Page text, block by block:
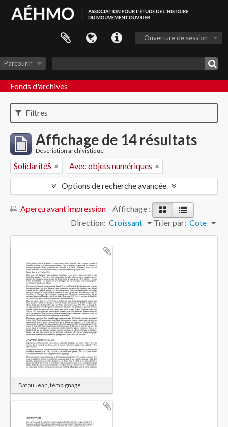
Ouverture de session
Parcourir
Fonds d'archives
Filtres
Affichage de 14 résultats
Description archivistique
SolidaritéS Avec objets numériques
Options de recherche avancée
Aperçu avant impression
Affichage :
Trier par: Cote
Direction: Croissant
Batou Jean, témoignage